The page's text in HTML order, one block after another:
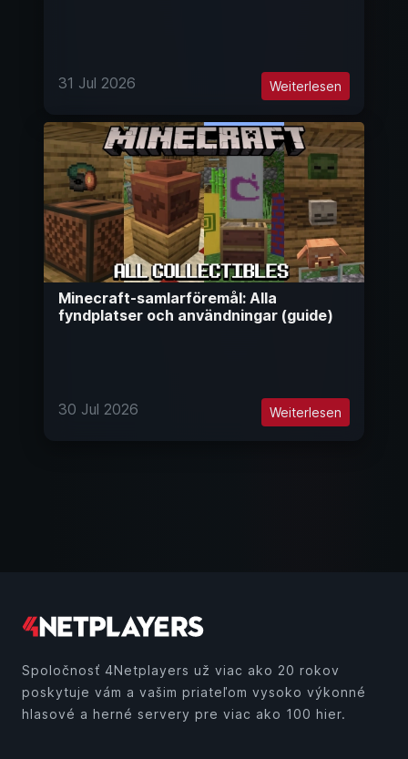
31 Jul 2026 Weiterlesen
Minecraft-samlarföremål: Alla
fyndplatser och användningar (guide)
30 Jul 2026 Weiterlesen
Spoločnosť 4Netplayers už viac ako 20 rokov
poskytuje vám a vašim priateľom vysoko výkonné
hlasové a herné servery pre viac ako 100 hier.